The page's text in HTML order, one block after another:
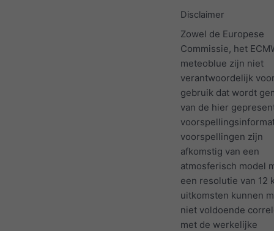
Disclaimer
Zowel de Europese
Commissie, het
meteoblue zijn niet
verantwoordelijk
gebruik dat wordt
van de hier
voorspellingen zijn
afkomstig van een
atmosferisch model
een resolutie van 12
uitkomsten kunnen
niet voldoende
met de werkelijke